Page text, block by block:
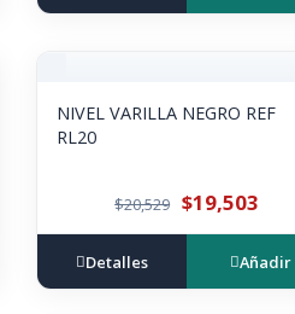
NIVEL VARILLA NEGRO REF
RL20
$20,529 $19,503
Detalles Añadir